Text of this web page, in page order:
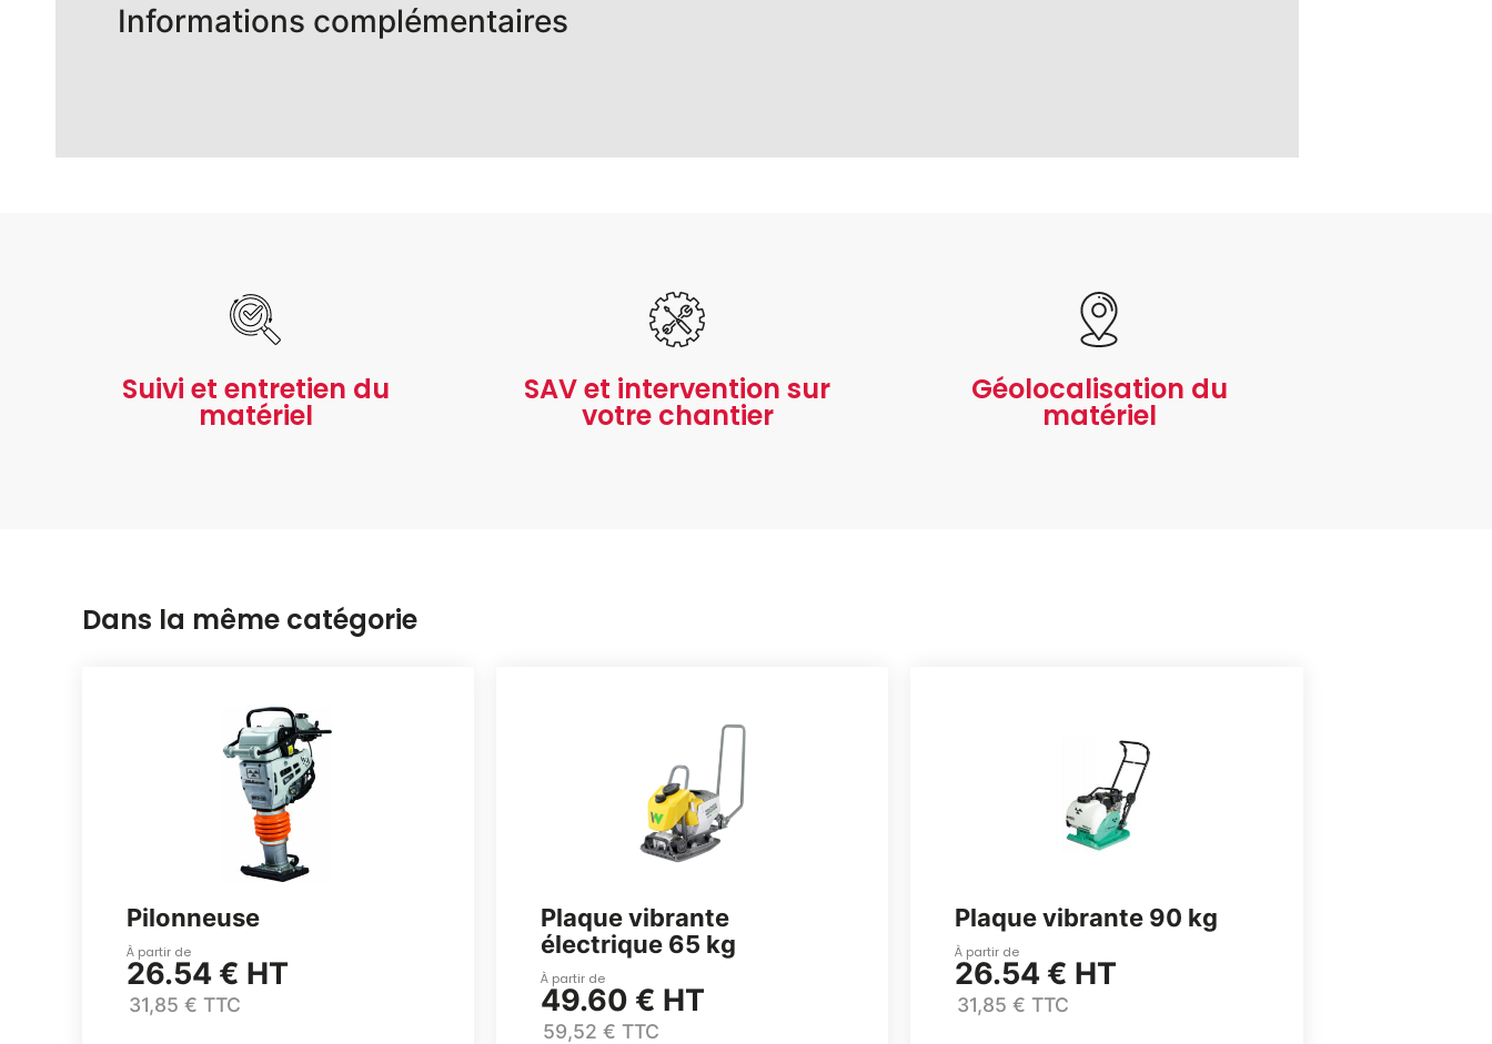
Informations complémentaires
Suivi et entretien du
matériel
SAV et intervention sur
votre chantier
Géolocalisation du
matériel
Dans la même catégorie
Pilonneuse
À partir de
26.54 € HT
31,85 € TTC
Plaque vibrante
électrique 65 kg
À partir de
49.60 € HT
59,52 € TTC
Plaque vibrante 90 kg
À partir de
26.54 € HT
31,85 € TTC